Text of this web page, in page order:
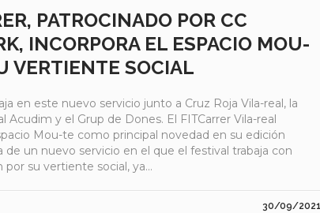
PATROCINADO POR CC
INCORPORA EL ESPACIO MOU-
VERTIENTE SOCIAL
en este nuevo servicio junto a Cruz Roja Vila-real, la
Acudim y el Grup de Dones. El FITCarrer Vila-real
Mou-te como principal novedad en su edición
de un nuevo servicio en el que el festival trabaja con
por su vertiente social, ya...
30/09/